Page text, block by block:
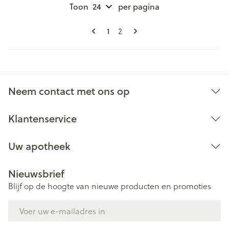
Pagina's
U lees momenteel pagina
1 Pagina
2
Toon per pagina
Neem contact met ons op
Klantenservice
Uw apotheek
Nieuwsbrief
Blijf op de hoogte van nieuwe producten en promoties